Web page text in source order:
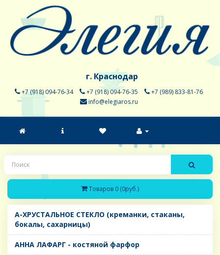
г. Краснодар
+7 (918) 094-76-34 +7 (918) 094-76-35
+7 (989) 833-81-76
info@elegiaros.ru
Товаров 0 (0руб.)
A-ХРУСТАЛЬНОЕ СТЕКЛО (креманки, стаканы,
бокалы, сахарницы)
AHHA ЛАФАРГ - костяной фарфор